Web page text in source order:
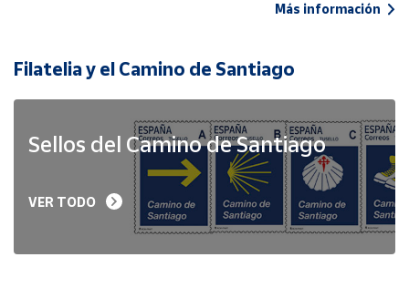
Más información
Filatelia y el Camino de Santiago
Sellos del Camino de Santiago
VER TODO